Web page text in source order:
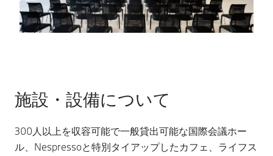
施設・設備について
300人以上を収容可能で一般貸出可能な国際会議ホー
ル、Nespressoと特別タイアップしたカフェ、ライフス